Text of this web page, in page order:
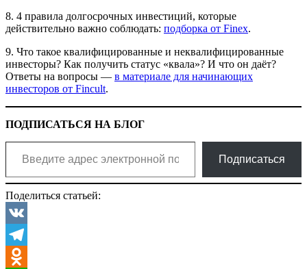
8. 4 правила долгосрочных инвестиций, которые
действительно важно соблюдать: подборка от Finex.
9. Что такое квалифицированные и неквалифицированные
инвесторы? Как получить статус «квала»? И что он даёт?
Ответы на вопросы — в материале для начинающих
инвесторов от Fincult.
ПОДПИСАТЬСЯ НА БЛОГ
Введите адрес электронной почты…
Подписаться
Поделиться статьей:
VK
Telegram